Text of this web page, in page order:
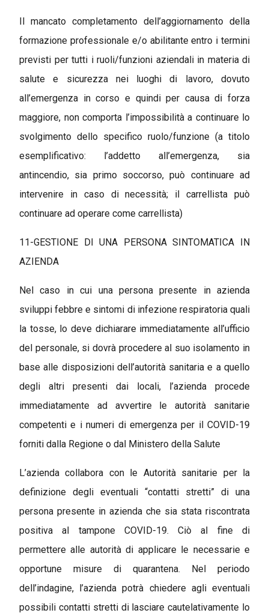
Il mancato completamento dell’aggiornamento della
formazione professionale e/o abilitante entro i termini
previsti per tutti i ruoli/funzioni aziendali in materia di
salute e sicurezza nei luoghi di lavoro, dovuto
all’emergenza in corso e quindi per causa di forza
maggiore, non comporta l’impossibilità a continuare lo
svolgimento dello specifico ruolo/funzione (a titolo
esemplificativo: l’addetto all’emergenza, sia
antincendio, sia primo soccorso, può continuare ad
intervenire in caso di necessità; il carrellista può
continuare ad operare come carrellista)
11-GESTIONE DI UNA PERSONA SINTOMATICA IN
AZIENDA
Nel caso in cui una persona presente in azienda
sviluppi febbre e sintomi di infezione respiratoria quali
la tosse, lo deve dichiarare immediatamente all’ufficio
del personale, si dovrà procedere al suo isolamento in
base alle disposizioni dell’autorità sanitaria e a quello
degli altri presenti dai locali, l’azienda procede
immediatamente ad avvertire le autorità sanitarie
competenti e i numeri di emergenza per il COVID-19
forniti dalla Regione o dal Ministero della Salute
L’azienda collabora con le Autorità sanitarie per la
definizione degli eventuali “contatti stretti” di una
persona presente in azienda che sia stata riscontrata
positiva al tampone COVID-19. Ciò al fine di
permettere alle autorità di applicare le necessarie e
opportune misure di quarantena. Nel periodo
dell’indagine, l’azienda potrà chiedere agli eventuali
possibili contatti stretti di lasciare cautelativamente lo